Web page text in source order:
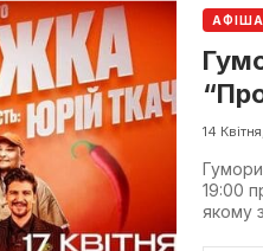
АФІША
14
19:00
якому